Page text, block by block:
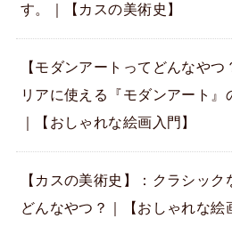
す。｜【カスの美術史】
【モダンアートってどんなや
リアに使える『モダンアート』
｜【おしゃれな絵画入門】
【カスの美術史】：クラシッ
どんなやつ？｜【おしゃれな絵